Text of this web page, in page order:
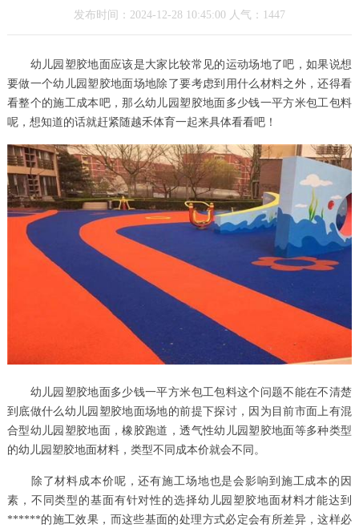
发布时间：2024-12-28 10:45:00 人气：1447
幼儿园塑胶地面应该是大家比较常见的运动场地了吧，如果说想
要做一个幼儿园塑胶地面场地除了要考虑到用什么材料之外，还得看
看整个的施工成本吧，那么幼儿园塑胶地面多少钱一平方米包工包料
呢，想知道的话就赶紧随越禾体育一起来具体看看吧！
幼儿园塑胶地面多少钱一平方米包工包料这个问题不能在不清楚
到底做什么幼儿园塑胶地面场地的前提下探讨，因为目前市面上有混
合型幼儿园塑胶地面，橡胶跑道，透气性幼儿园塑胶地面等多种类型
的幼儿园塑胶地面材料，类型不同成本价就会不同。
除了材料成本价呢，还有施工场地也是会影响到施工成本的因
素，不同类型的基面有针对性的选择幼儿园塑胶地面材料才能达到
******的施工效果，而这些基面的处理方式必定会有所差异，这样必